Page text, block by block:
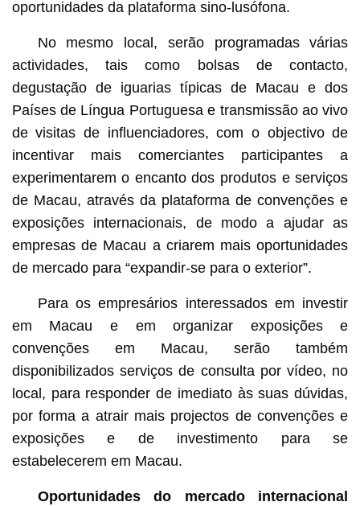
oportunidades da plataforma sino-lusófona.
No mesmo local, serão programadas várias
actividades, tais como bolsas de contacto,
degustação de iguarias típicas de Macau e dos
Países de Língua Portuguesa e transmissão ao vivo
de visitas de influenciadores, com o objectivo de
incentivar mais comerciantes participantes a
experimentarem o encanto dos produtos e serviços
de Macau, através da plataforma de convenções e
exposições internacionais, de modo a ajudar as
empresas de Macau a criarem mais oportunidades
de mercado para “expandir-se para o exterior”.
Para os empresários interessados em investir
em Macau e em organizar exposições e
convenções em Macau, serão também
disponibilizados serviços de consulta por vídeo, no
local, para responder de imediato às suas dúvidas,
por forma a atrair mais projectos de convenções e
exposições e de investimento para se
estabelecerem em Macau.
Oportunidades do mercado internacional